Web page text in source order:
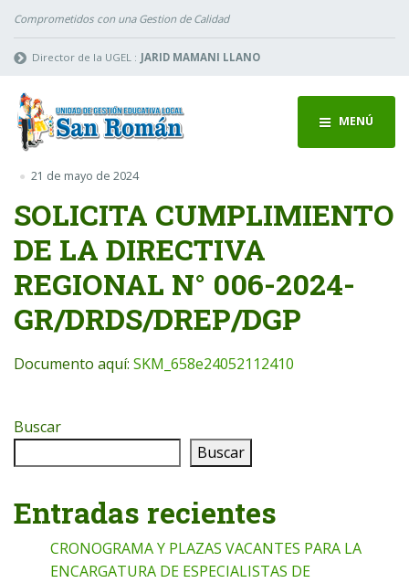
Comprometidos con una Gestion de Calidad
Director de la UGEL : JARID MAMANI LLANO
MENÚ
21 de mayo de 2024
SOLICITA CUMPLIMIENTO
DE LA DIRECTIVA
REGIONAL N° 006-2024-
GR/DRDS/DREP/DGP
Documento aquí: SKM_658e24052112410
Buscar
Buscar
Entradas recientes
CRONOGRAMA Y PLAZAS VACANTES PARA LA
ENCARGATURA DE ESPECIALISTAS DE